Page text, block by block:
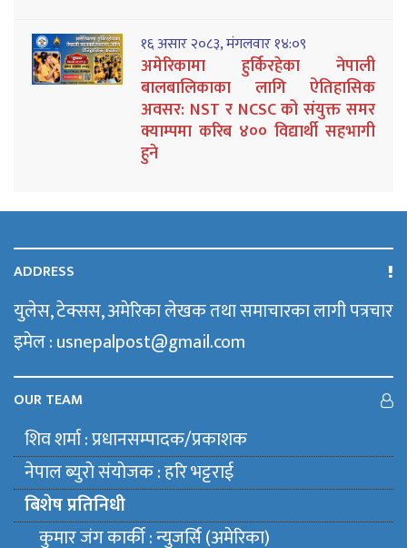
१६ असार २०८३, मंगलवार १४:०९
अमेरिकामा हुर्किरहेका नेपाली
बालबालिकाका लागि ऐतिहासिक
अवसर: NST र NCSC को संयुक्त समर
क्याम्पमा करिब ४०० विद्यार्थी सहभागी
हुने
ADDRESS
युलेस, टेक्सस, अमेरिका लेखक तथा समाचारका लागी पत्रचार
इमेल : usnepalpost@gmail.com
OUR TEAM
शिव शर्मा : प्रधानसम्पादक/प्रकाशक
नेपाल ब्युराे संयाेजक : हरि भट्टराई
बिशेष प्रतिनिधी
कुमार जंग कार्की : न्युजर्सि (अमेरिका)